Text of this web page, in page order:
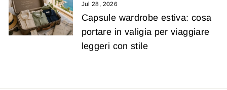
Jul 28, 2026
Capsule wardrobe estiva: cosa
portare in valigia per viaggiare
leggeri con stile